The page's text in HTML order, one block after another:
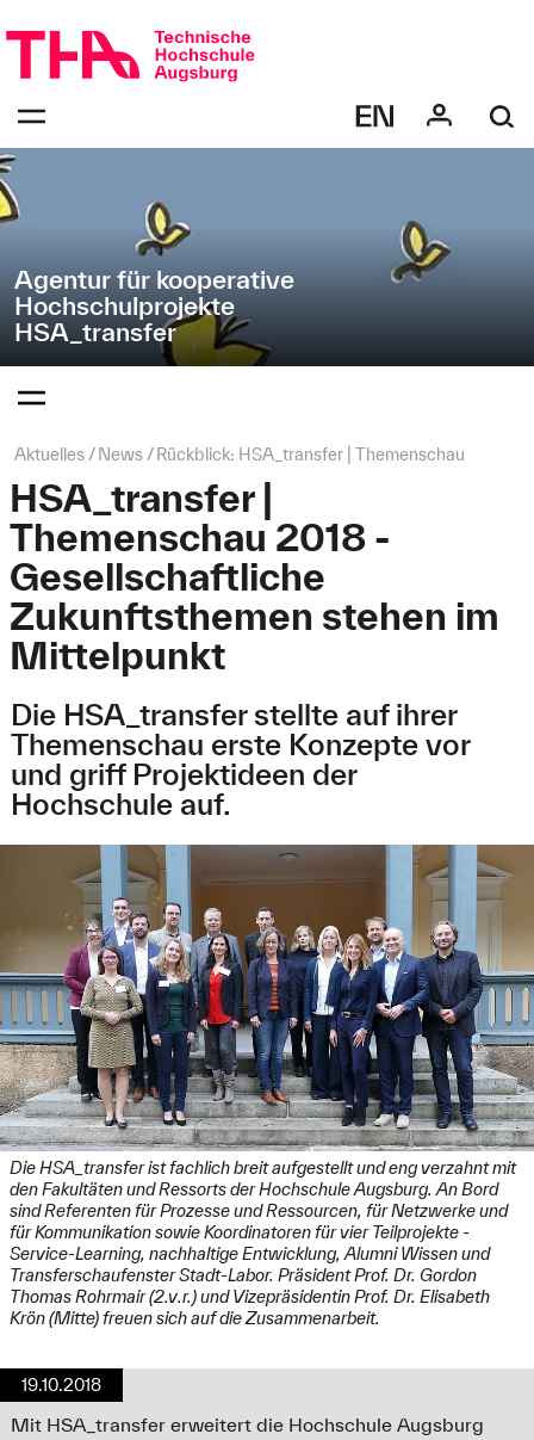
überspringen
zur
Navigation
"HSA_transfer"
Agentur für kooperative
Hochschulprojekte
HSA_transfer
bestätigen
Öffnen
bestätigen
des
Seitenpfad:
Aktuelles News Rückblick: HSA_transfer | Themenschau
HSA_transfer |
Themenschau 2018 -
Gesellschaftliche
Zukunftsthemen stehen im
Mittelpunkt
Die HSA_transfer stellte auf ihrer
Themenschau erste Konzepte vor
und griff Projektideen der
Hochschule auf.
Die HSA_transfer ist fachlich breit aufgestellt und eng verzahnt mit
den Fakultäten und Ressorts der Hochschule Augsburg. An Bord
sind Referenten für Prozesse und Ressourcen, für Netzwerke und
für Kommunikation sowie Koordinatoren für vier Teilprojekte -
Service-Learning, nachhaltige Entwicklung, Alumni Wissen und
Transferschaufenster Stadt-Labor. Präsident Prof. Dr. Gordon
Thomas Rohrmair (2.v.r.) und Vizepräsidentin Prof. Dr. Elisabeth
Krön (Mitte) freuen sich auf die Zusammenarbeit.
19.10.2018
Mit HSA_transfer erweitert die Hochschule Augsburg